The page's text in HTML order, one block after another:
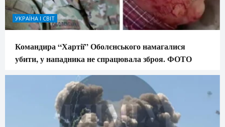
УКРАЇНА І СВІТ
Командира “Хартії” Оболєнського намагалися
убити, у нападника не спрацювала зброя. ФОТО